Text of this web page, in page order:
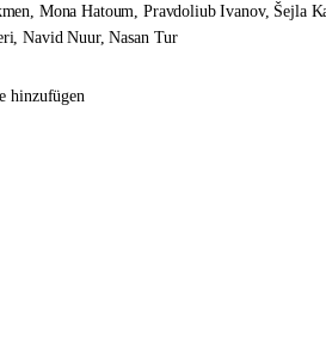
Mona Hatoum, Pravdoliub Ivanov, Šejla
Navid Nuur,Nasan Tur
hinzufügen